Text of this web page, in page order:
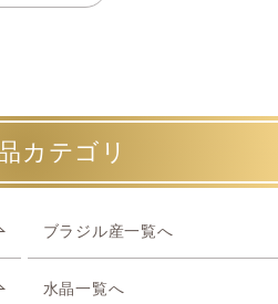
カテゴリ
ブラジル産一覧へ
水晶一覧へ